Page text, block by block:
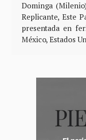
Dominga
Replicante, Este
presentada en
México, Estados